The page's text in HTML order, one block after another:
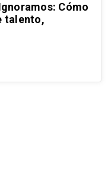
Cómo
talento,